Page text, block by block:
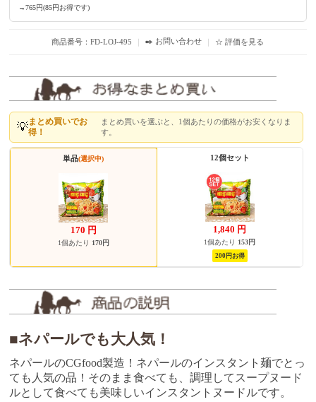
→765円(85円お得です)
商品番号：FD-LOJ-495 ｜ ✒️ お問い合わせ ｜ ☆ 評価を見る
💡まとめ買いでお
得！
まとめ買いを選ぶと、1個あたりの価格がお安くなりま
す。
単品(選択中)
170 円
1個あたり 170円
12個セット
1,840 円
1個あたり 153円
200円お得
■ネパールでも大人気！
ネパールのCGfood製造！ネパールのインスタント麺でとっ
ても人気の品！そのまま食べても、調理してスープヌード
ルとして食べても美味しいインスタントヌードルです。